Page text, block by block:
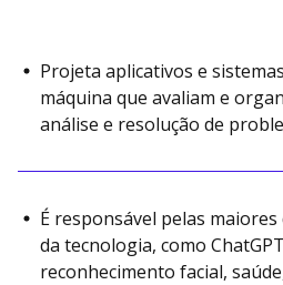
Projeta aplicativos e
máquina que avaliam e
análise e resolução de
É responsável pelas
da tecnologia, como
reconhecimento facial,